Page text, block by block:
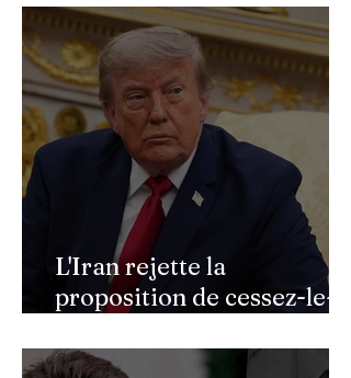
militaire à l'automne
L'Iran rejette la
proposition de cessez-le-